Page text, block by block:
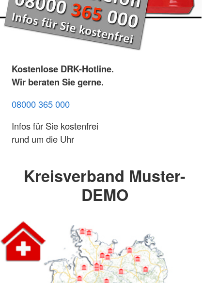
Kostenlose DRK-Hotline.
Wir beraten Sie gerne.
08000 365 000
Infos für Sie kostenfrei
rund um die Uhr
Kreisverband Muster-
DEMO